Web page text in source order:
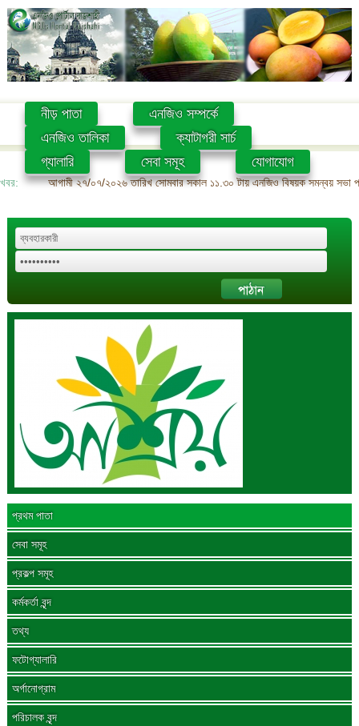
নীড় পাতা
এনজিও সম্পর্কে
এনজিও তালিকা
ক্যাটাগরী সার্চ
গ্যালারি
সেবা সমূহ যোগাযোগ
খবর: আগামী ২৭/০৭/২০২৬ তারিখ সোমবার সকাল ১১.৩০ টায় এনজিও বিষয়ক সমন্বয় সভা
প্রথম পাতা
সেবা সমূহ
প্রকল্প সমূহ
কর্মকর্তা বৃন্দ
তথ্য
ফটোগ্যালারি
অর্গানোগ্রাম
পরিচালক বৃন্দ